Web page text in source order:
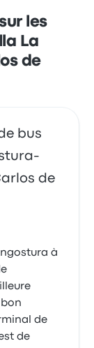
les
La
de
bus
de
à
de
de